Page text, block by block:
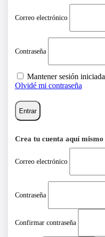
Correo electrónico
Contraseña
Mantener sesión iniciada
Olvidé mi contraseña
Entrar
Crea tu cuenta aquí mismo
Correo electrónico
Contraseña
Confirmar contraseña